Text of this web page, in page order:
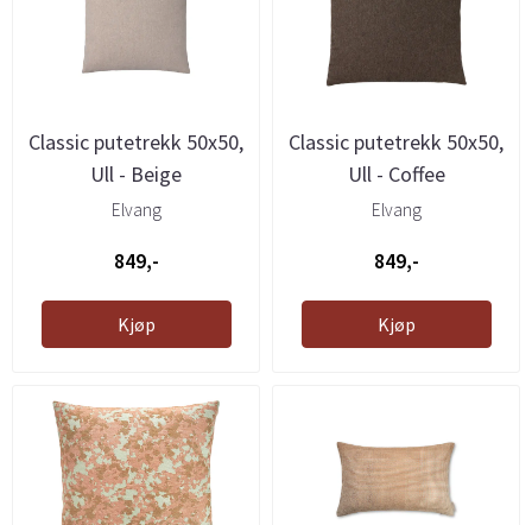
Classic putetrekk 50x50,
Ull - Beige
Elvang
849,-
Kjøp
Classic putetrekk 50x50,
Ull - Coffee
Elvang
849,-
Kjøp